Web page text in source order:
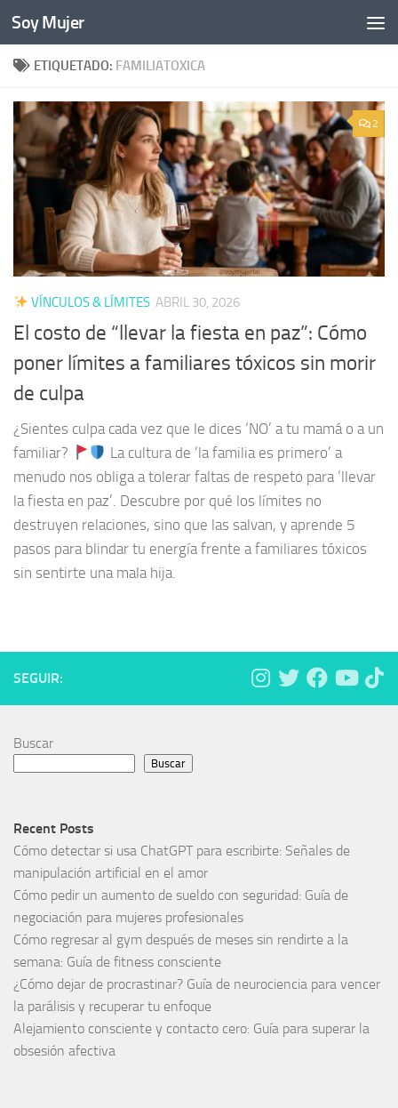
Bajo el contenido
Soy Mujer
ETIQUETADO: FAMILIATOXICA
2
VÍNCULOS & LÍMITES ABRIL 30, 2026
El costo de “llevar la fiesta en paz”: Cómo
poner límites a familiares tóxicos sin morir
de culpa
¿Sientes culpa cada vez que le dices ‘NO’ a tu mamá o a un
familiar?
La cultura de ‘la familia es primero’ a
menudo nos obliga a tolerar faltas de respeto para ‘llevar
la fiesta en paz’. Descubre por qué los límites no
destruyen relaciones, sino que las salvan, y aprende 5
pasos para blindar tu energía frente a familiares tóxicos
sin sentirte una mala hija.
SEGUIR:
Buscar
Buscar
Recent Posts
Cómo detectar si usa ChatGPT para escribirte: Señales de
manipulación artificial en el amor
Cómo pedir un aumento de sueldo con seguridad: Guía de
negociación para mujeres profesionales
Cómo regresar al gym después de meses sin rendirte a la
semana: Guía de fitness consciente
¿Cómo dejar de procrastinar? Guía de neurociencia para vencer
la parálisis y recuperar tu enfoque
Alejamiento consciente y contacto cero: Guía para superar la
obsesión afectiva